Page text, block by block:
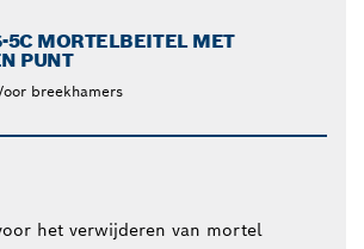
5C MORTELBEITEL MET
PUNT
breekhamers
het verwijderen van mortel